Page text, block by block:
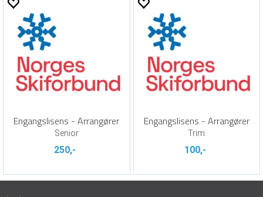
Engangslisens - Arrangører
Senior
250,-
Engangslisens - Arrangører
Trim
100,-